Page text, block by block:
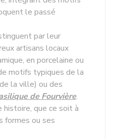
le passé
par leur
artisans locaux
en porcelaine ou
motifs typiques de la
la ville) ou des
de Fourvière.
histoire, que ce soit à
formes ou ses